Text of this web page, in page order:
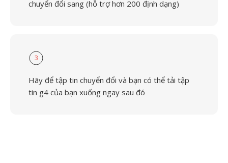
chuyển đổi sang (hỗ trợ hơn 200 định dạng)
3
Hãy để tập tin chuyển đổi và bạn có thể tải tập
tin g4 của bạn xuống ngay sau đó